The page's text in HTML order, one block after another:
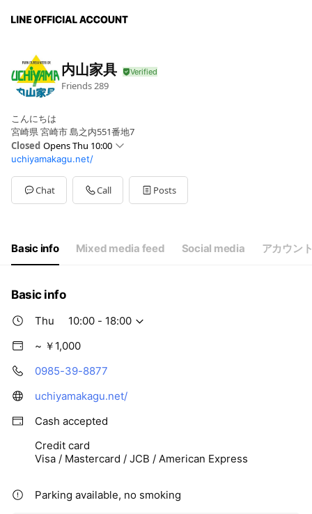
内山家具
Friends 289
こんにちは
宮崎県 宮崎市 島之内551番地7
Closed Opens Thu 10:00
Sun10:00 - 19:00
Mon10:00 - 18:00
Tue10:00 - 18:00
Wed10:00 - 18:00
10:00 - 19:00
uchiyamakagu.net/
Chat Call Posts
Basic info Mixed media feed Social media アカウン
Basic info
Thu
10:00 - 18:00
~ ￥1,000
0985-39-8877
uchiyamakagu.net/
Cash accepted
Credit card
Visa / Mastercard / JCB / American Express
Parking available, no smoking